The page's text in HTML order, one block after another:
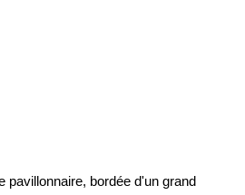
pavillonnaire, bordée d'un grand